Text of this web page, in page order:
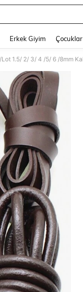
Erkek Giyim Çocuklar